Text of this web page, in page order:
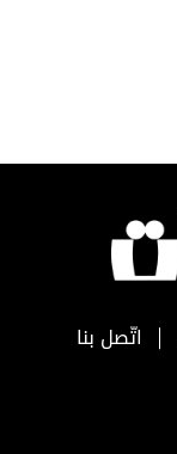
اتّصل بنا